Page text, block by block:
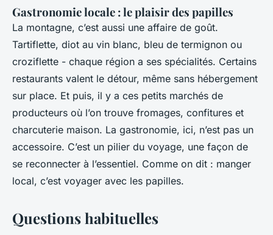
Gastronomie locale : le plaisir des papilles
La montagne, c’est aussi une affaire de goût.
Tartiflette, diot au vin blanc, bleu de termignon ou
croziflette - chaque région a ses spécialités. Certains
restaurants valent le détour, même sans hébergement
sur place. Et puis, il y a ces petits marchés de
producteurs où l’on trouve fromages, confitures et
charcuterie maison. La gastronomie, ici, n’est pas un
accessoire. C’est un pilier du voyage, une façon de
se reconnecter à l’essentiel. Comme on dit : manger
local, c’est voyager avec les papilles.
Questions habituelles